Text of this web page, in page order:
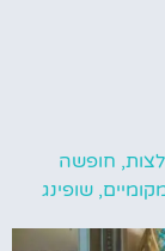
, חופשה
, שופינג